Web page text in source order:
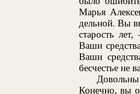
Марья
дельной. Вы
старость
Ваши
Ваши
бесчестье не
Конечно, вы